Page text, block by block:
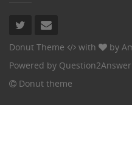
Donut Theme with by
Powered by Question2Answer
Donut theme